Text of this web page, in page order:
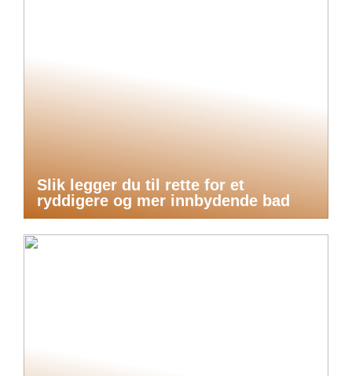
Slik legger du til rette for et
ryddigere og mer innbydende bad